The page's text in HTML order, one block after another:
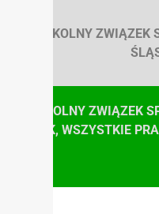
SZKOLNY ZWIĄZEK
© SZKOLNY ZWIĄZEK
ŚLĄSK, WSZYSTKIE